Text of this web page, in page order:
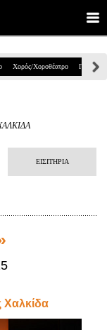
Χορός/Χοροθέατρο Παιδικά
ΕΙΣΙΤΗΡΙΑ
Χαλκίδα